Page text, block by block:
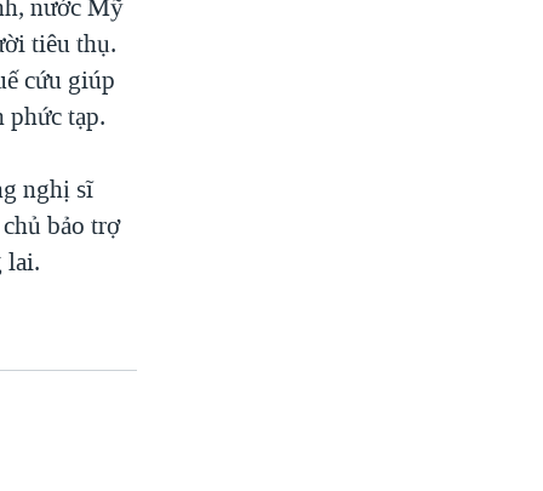
nước Mỹ
tiêu thụ.
cứu giúp
phức tạp.
nghị sĩ
bảo trợ
lai.